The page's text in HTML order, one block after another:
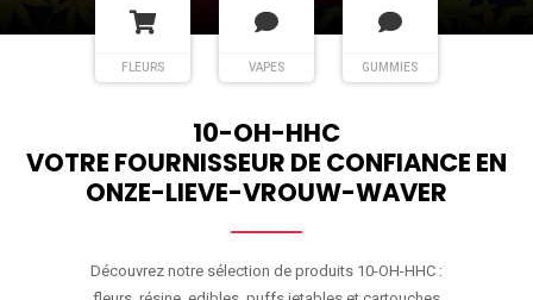
FLEURS VAPES GUMMIES
10-OH-HHC
VOTRE FOURNISSEUR DE CONFIANCE EN
ONZE-LIEVE-VROUW-WAVER
Découvrez notre sélection de produits 10-OH-HHC :